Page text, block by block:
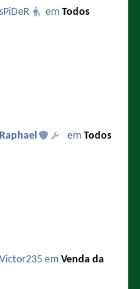
emTodos
Raphael emTodos
em Venda da